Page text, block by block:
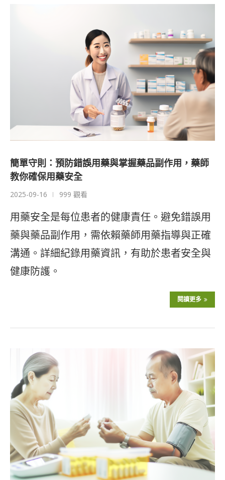
簡單守則：預防錯誤用藥與掌握藥品副作用，藥師
教你確保用藥安全
2025-09-16 999 觀看
用藥安全是每位患者的健康責任。避免錯誤用
藥與藥品副作用，需依賴藥師用藥指導與正確
溝通。詳細紀錄用藥資訊，有助於患者安全與
健康防護。
閱讀更多